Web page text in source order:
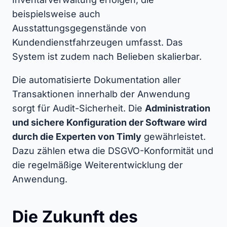
beispielsweise auch
Ausstattungsgegenstände von
Kundendienstfahrzeugen umfasst. Das
System ist zudem nach Belieben skalierbar.
Die automatisierte Dokumentation aller
Transaktionen innerhalb der Anwendung
sorgt für Audit-Sicherheit. Die Administration
und sichere Konfiguration der Software wird
durch die Experten von Timly gewährleistet.
Dazu zählen etwa die DSGVO-Konformität und
die regelmäßige Weiterentwicklung der
Anwendung.
Die Zukunft des